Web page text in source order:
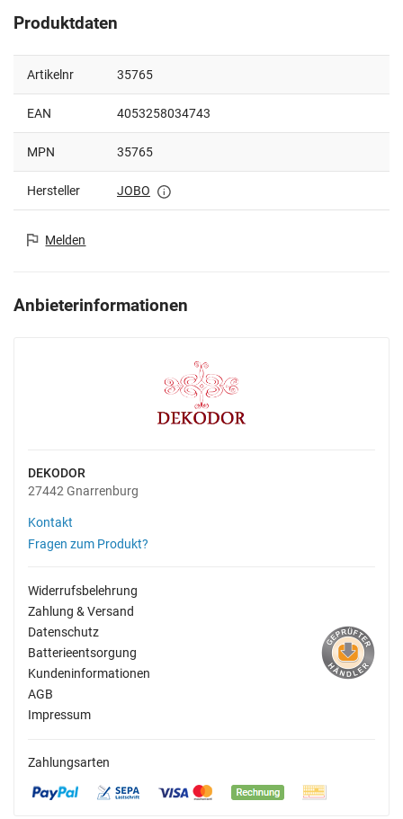
Produktdaten
Artikelnr 35765
EAN 4053258034743
MPN 35765
Hersteller JOBO
Melden
Anbieterinformationen
DEKODOR
27442 Gnarrenburg
Kontakt
Fragen zum Produkt?
Widerrufsbelehrung
Zahlung & Versand
Datenschutz
Batterieentsorgung
Kundeninformationen
AGB
Impressum
Zahlungsarten